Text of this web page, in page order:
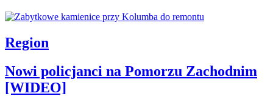
Region
Nowi policjanci na Pomorzu Zachodnim
[WIDEO]